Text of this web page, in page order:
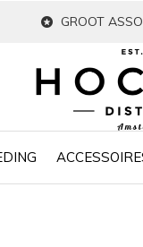
GROOT